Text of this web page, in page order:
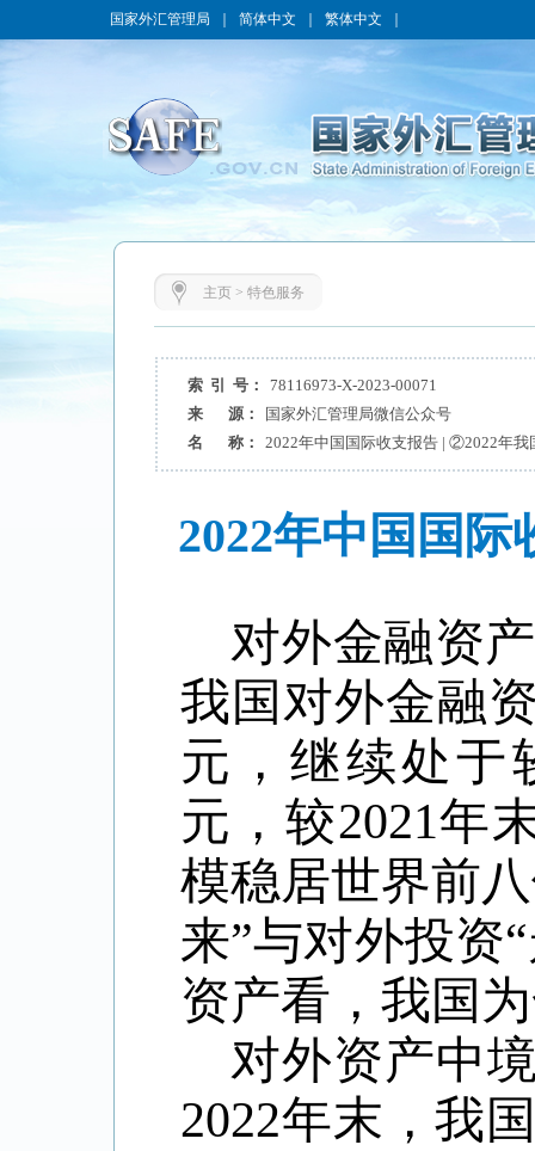
国家外汇管理局 简体中文 繁体中文
主页> 特色服务
索 引 号：
78116973-X-2023-00071
来 源：
国家外汇管理局微信公众号
名 称：
2022年中国国际收支报告 | ②2022年我
2022年中国国
对外金融资
我国对外金融
元，继续处于
元，较2021年
模稳居世界前
来”与对外投资
资产看，我国
对外资产中
2022年末，我